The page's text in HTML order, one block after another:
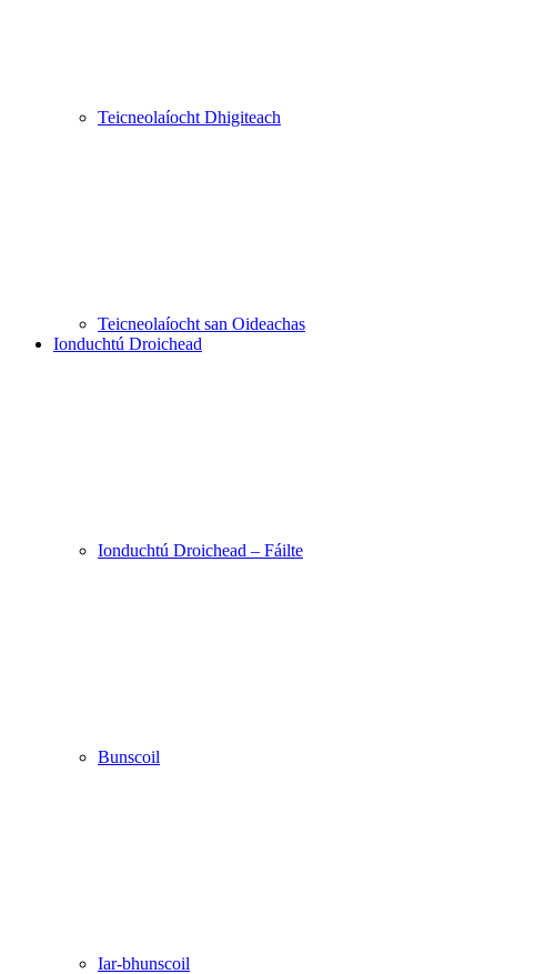
Teicneolaíocht Dhigiteach
Teicneolaíocht san Oideachas
Ionduchtú Droichead
Ionduchtú Droichead – Fáilte
Bunscoil
Iar-bhunscoil